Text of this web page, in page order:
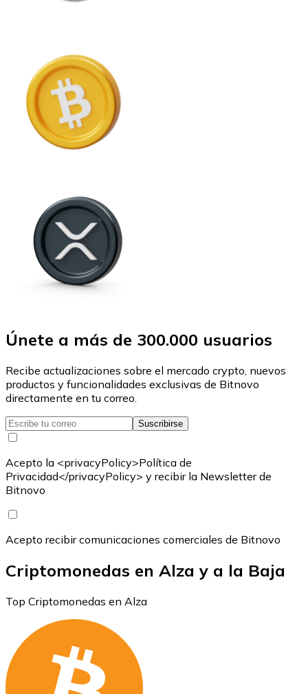
Únete a más de 300.000 usuarios
Recibe actualizaciones sobre el mercado crypto, nuevos
productos y funcionalidades exclusivas de Bitnovo
directamente en tu correo.
Suscribirse
Acepto la <privacyPolicy>Política de
Privacidad</privacyPolicy> y recibir la Newsletter de
Bitnovo
Acepto recibir comunicaciones comerciales de Bitnovo
Criptomonedas en Alza y a la Baja
Top Criptomonedas en Alza